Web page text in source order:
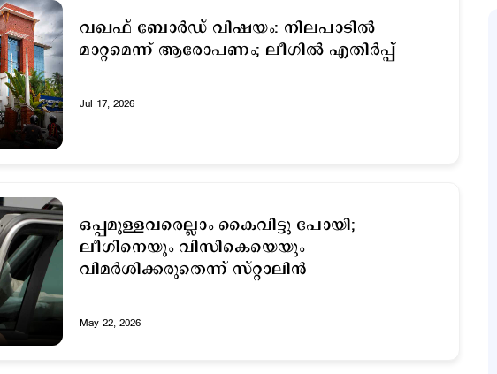
വഖഫ് ബോർഡ് വിഷയം: നിലപാടിൽ
മാറ്റമെന്ന് ആരോപണം; ലീഗിൽ എതിര്‍പ്പ്
Jul 17, 2026
ഒപ്പമുള്ളവരെല്ലാം കൈവിട്ടു പോയി;
ലീഗിനെയും വിസികെയെയും
വിമര്‍ശിക്കരുതെന്ന് സ്റ്റാലിന്‍
May 22, 2026